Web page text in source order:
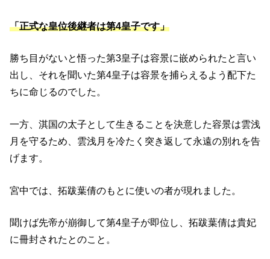
「正式な皇位後継者は第4皇子です」
勝ち目がないと悟った第3皇子は容景に嵌められたと言い
出し、それを聞いた第4皇子は容景を捕らえるよう配下た
ちに命じるのでした。
一方、淇国の太子として生きることを決意した容景は雲浅
月を守るため、雲浅月を冷たく突き返して永遠の別れを告
げます。
宮中では、拓跋葉倩のもとに使いの者が現れました。
聞けば先帝が崩御して第4皇子が即位し、拓跋葉倩は貴妃
に冊封されたとのこと。